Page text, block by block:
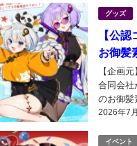
グッズ
【公
お御髪
2026年7
【企画
合同会社
のお御髪
た。 ▶26
イベント